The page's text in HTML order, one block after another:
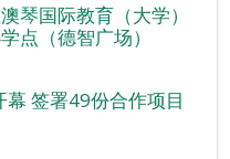
琴国际教育（大学）
（德智广场）
签署49份合作项目